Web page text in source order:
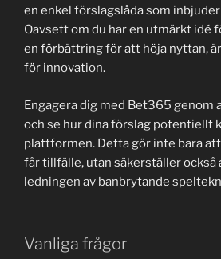
en enkel förslagslåda som
Oavsett om du har en utmärkt idé
en förbättring för att höja nyttan,
för innovation.
Engagera dig med Bet365 genom
och se hur dina förslag potentiellt
plattformen. Detta gör inte bara
får tillfälle, utan säkerställer också
ledningen av banbrytande
Vanliga frågor